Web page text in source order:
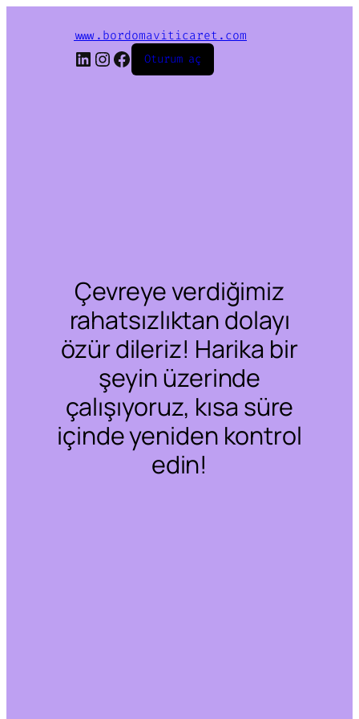
www.bordomaviticaret.com
LinkedIn
Instagram
Facebook
Oturum aç
Çevreye verdiğimiz
rahatsızlıktan dolayı
özür dileriz! Harika bir
şeyin üzerinde
çalışıyoruz, kısa süre
içinde yeniden kontrol
edin!